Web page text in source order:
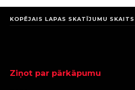
KOPĒJAIS LAPAS SKATĪJUMU SKAITS
Ziņot par pārkāpumu